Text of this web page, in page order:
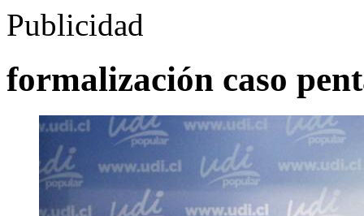
Publicidad
formalización caso